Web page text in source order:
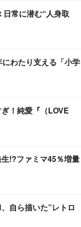
日常に潜む“人身取
わたり支える「小学
！純愛『（LOVE
!?ファミマ45％増量
自ら描いた”レトロ